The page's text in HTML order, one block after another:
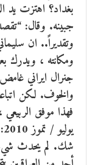
بغداد؟ اهتزت يد
جبينه. وقال:
وتقديراً.. ان
ومكانته ، ويدرك
جنرال ايراني
والخوف. لكن
فهذا موفق
شك. لم يحدث شيء